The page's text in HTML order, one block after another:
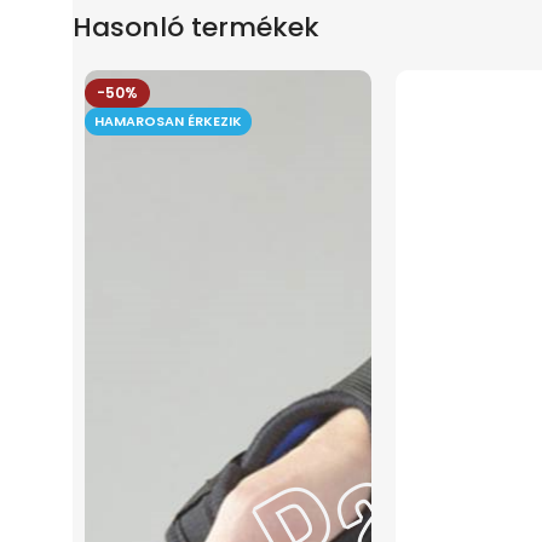
Hasonló termékek
-50%
HAMAROSAN ÉRKEZIK